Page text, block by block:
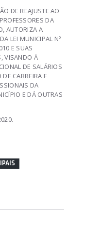
DE REAJUSTE AO
DA
AUTORIZA A
LEI MUNICIPAL Nº
E SUAS
VISANDO À
DE SALÁRIOS
CARREIRA E
DA
E DÁ OUTRAS